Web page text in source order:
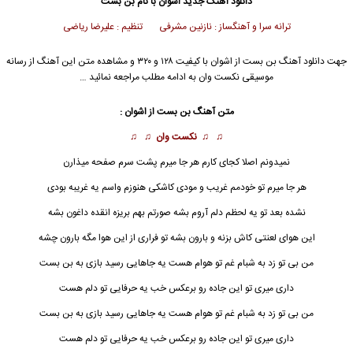
ترانه سرا و آهنگساز : نازنین مشرفی تنظیم : علیرضا ریاضی
جهت دانلود آهنگ بن بست از اشوان
با کیفیت ۱۲۸ و ۳۲۰ و مشاهده متن این آهنگ از رسانه
موسیقی نکست وان به ادامه مطلب مراجعه نمائید …
متن آهنگ بن بست ازاشوان :
♫ ♫ نکست وان ♫ ♫
نمیدونم اصلا کجای کارم هر جا میرم پشت سرم صفحه میذارن
هر جا میرم تو خودمم غریب و مودی کاشکی هنوزم واسم یه غریبه بودی
نشده بعد تو یه لحظم دلم آروم بشه صورتم بهم بریزه انقده داغون بشه
این هوای لعنتی کاش بزنه و بارون بشه تو فراری از این هوا مگه بارون چشه
من بی تو زد به شبام غم تو هوام هست یه جاهایی رسید بازی بهبن بست
داری میری تو این جاده رو برعکس خب یه حرفایی تو دلم هست
من بی تو زد به شبام غم تو هوام هست یه جاهایی رسید بازی به بن بست
داری میری تو این جاده رو برعکس خب یه حرفایی تو دلم هست